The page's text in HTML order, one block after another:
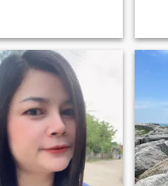
of my dreams.